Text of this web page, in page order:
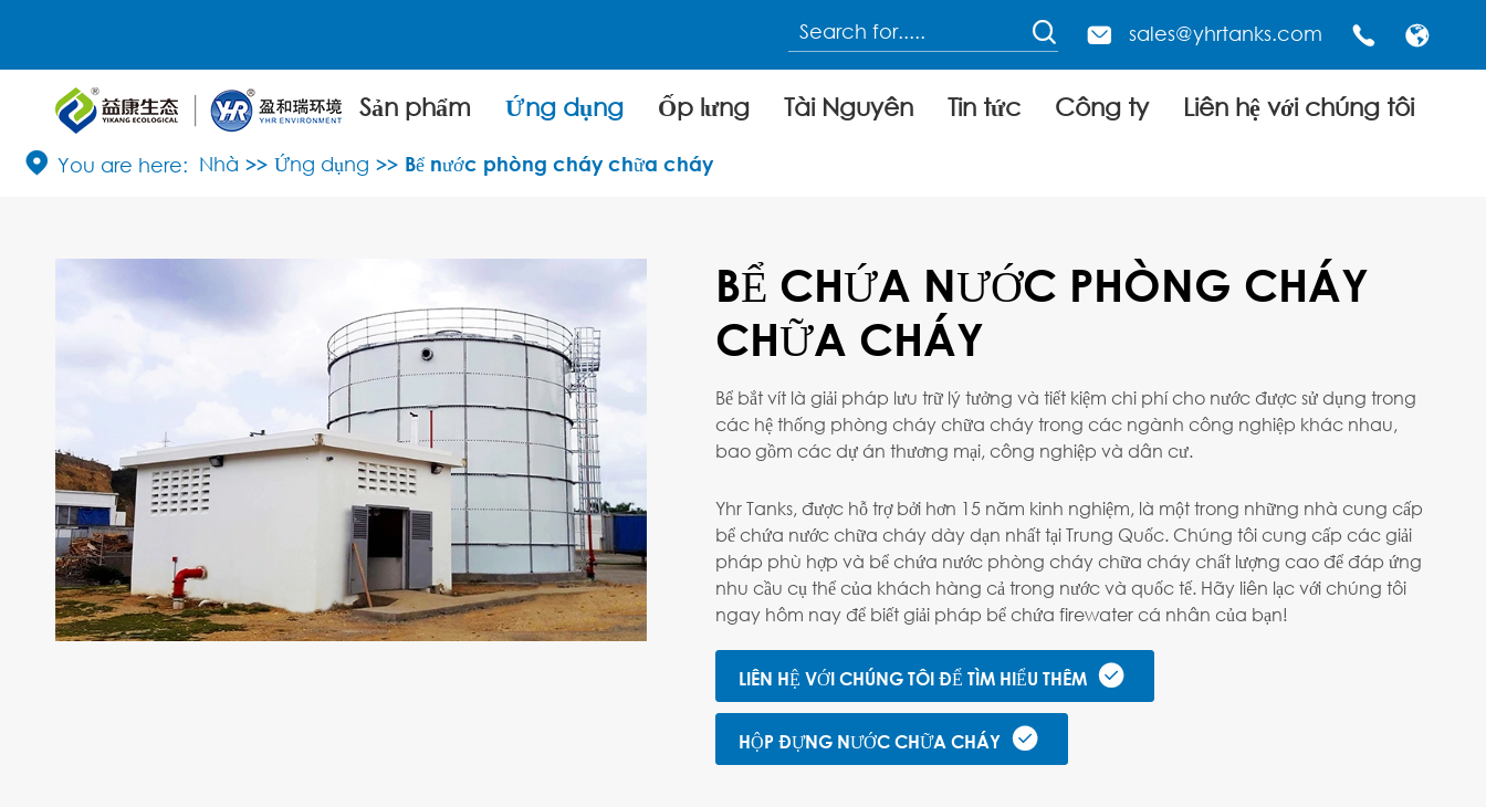
  sales@yhrtanks.com  
Sản phẩm Ứng dụng Ốp lưng Tài Nguyên Tin tức Công ty Liên hệ với chúng tôi
 Nhà Ứng dụng Bể nước phòng cháy chữa cháy
BỂ CHỨA NƯỚC PHÒNG CHÁY
CHỮA CHÁY
Bể bắt vít là giải pháp lưu trữ lý tưởng và tiết kiệm chi phí cho nước được sử dụng trong
các hệ thống phòng cháy chữa cháy trong các ngành công nghiệp khác nhau,
bao gồm các dự án thương mại, công nghiệp và dân cư.
Yhr Tanks, được hỗ trợ bởi hơn 15 năm kinh nghiệm, là một trong những nhà cung cấp
bể chứa nước chữa cháy dày dạn nhất tại Trung Quốc. Chúng tôi cung cấp các giải
pháp phù hợp và bể chứa nước phòng cháy chữa cháy chất lượng cao để đáp ứng
nhu cầu cụ thể của khách hàng cả trong nước và quốc tế. Hãy liên lạc với chúng tôi
ngay hôm nay để biết giải pháp bể chứa firewater cá nhân của bạn!
LIÊN HỆ VỚI CHÚNG TÔI ĐỂ TÌM HIỂU THÊM 
HỘP ĐỰNG NƯỚC CHỮA CHÁY 